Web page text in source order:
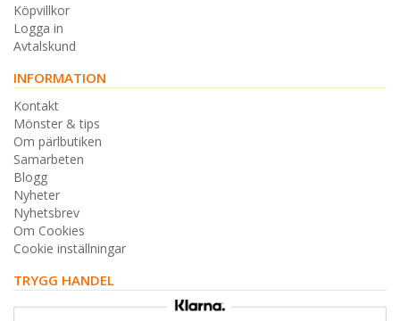
Köpvillkor
Logga in
Avtalskund
INFORMATION
Kontakt
Mönster & tips
Om pärlbutiken
Samarbeten
Blogg
Nyheter
Nyhetsbrev
Om Cookies
Cookie inställningar
TRYGG HANDEL